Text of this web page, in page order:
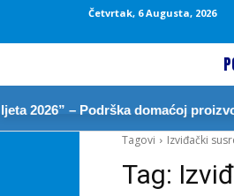
Četvrtak, 6 Augusta, 2026
– Podrška domaćoj
Tagovi
Izviđački
Tag: